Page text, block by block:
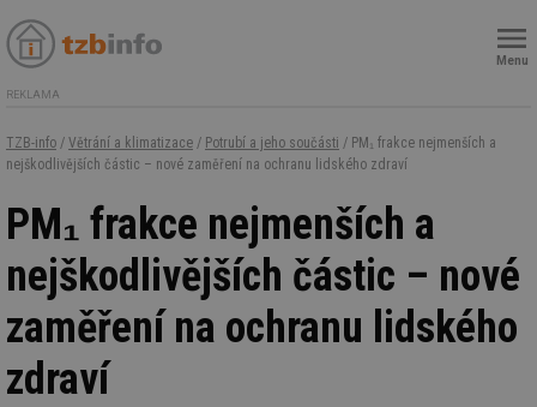
Menu
REKLAMA
TZB-info / Větrání a klimatizace / Potrubí a jeho součásti / PM₁ frakce nejmenších a
nejškodlivějších částic – nové zaměření na ochranu lidského zdraví
PM₁ frakce nejmenších a
nejškodlivějších částic – nové
zaměření na ochranu lidského
zdraví